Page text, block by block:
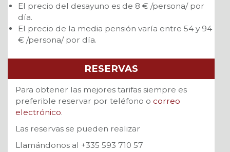
El precio del desayuno es de 8 € /persona/ por
día.
El precio de la media pensión varía entre 54 y 94
€ /persona/ por día.
RESERVAS
Para obtener las mejores tarifas siempre es
preferible reservar por teléfono o correo
electrónico.
Las reservas se pueden realizar
Llamándonos al +335 593 710 57